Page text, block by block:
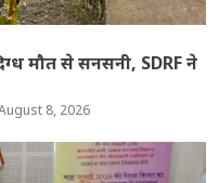
मौत से सनसनी, SDRF ने
8, 2026